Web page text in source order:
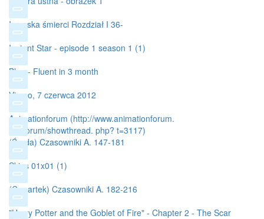
Igrzyska śmierci Rozdział I 36-
Instant Star - episode 1 season 1 (1)
Blog - Fluent in 3 month
Vimeo, 7 czerwca 2012
Animationforum (http://www.animationforum.
net/forum/showthread. php? t=3117)
(Środa) Czasowniki A. 147-181
Skins 01x01 (1)
(Czwartek) Czasowniki A. 182-216
"Harry Potter and the Goblet of Fire" - Chapter 2 - The Scar